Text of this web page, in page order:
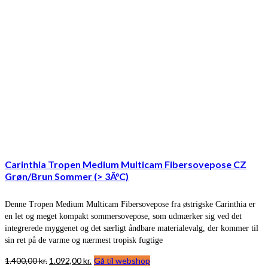
Carinthia Tropen Medium Multicam Fibersovepose CZ
Grøn/Brun Sommer (> 3Â°C)
Denne Tropen Medium Multicam Fibersovepose fra østrigske Carinthia er
en let og meget kompakt sommersovepose, som udmærker sig ved det
integrerede myggenet og det særligt åndbare materialevalg, der kommer til
sin ret på de varme og nærmest tropisk fugtige
1.400,00kr. Den
1.092,00kr. Den
Gå til webshop